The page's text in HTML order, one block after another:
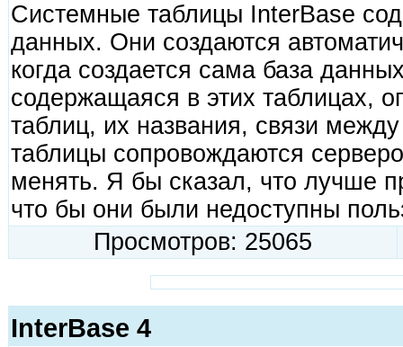
Системные таблицы InterBase
данных. Они создаются
когда создается сама база
содержащаяся в этих таблицах,
таблиц, их названия, связи
таблицы сопровождаются
менять. Я бы сказал, что лучше
что бы они были недоступны
Просмотров: 25065
InterBase 4